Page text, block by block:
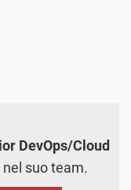
DevOps/Cloud
suo team.